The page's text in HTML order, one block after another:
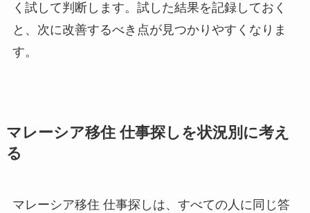
く試して判断します。試した結果を記録しておく
と、次に改善するべき点が見つかりやすくなりま
す。
マレーシア移住 仕事探しを状況別に考え
る
マレーシア移住 仕事探しは、すべての人に同じ答